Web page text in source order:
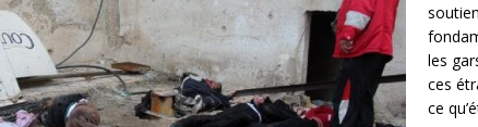
les
ces
ce